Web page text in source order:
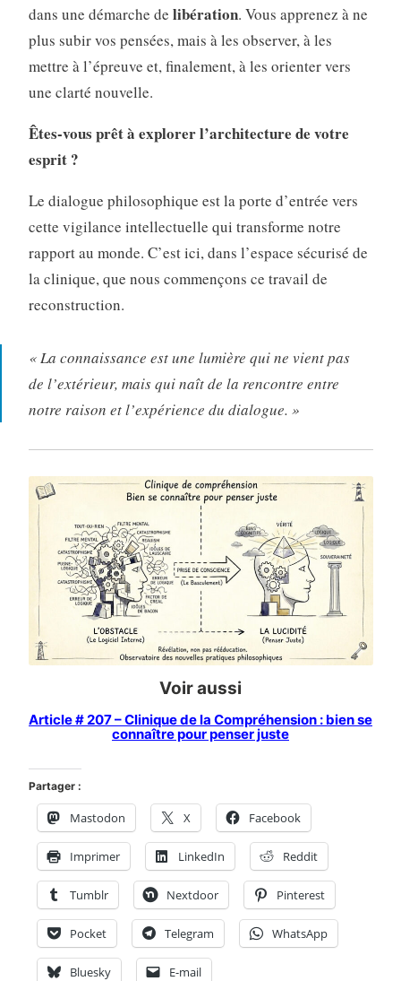
dans une démarche de libération. Vous apprenez à ne
plus subir vos pensées, mais à les observer, à les
mettre à l’épreuve et, finalement, à les orienter vers
une clarté nouvelle.
Êtes-vous prêt à explorer l’architecture de votre
esprit ?
Le dialogue philosophique est la porte d’entrée vers
cette vigilance intellectuelle qui transforme notre
rapport au monde. C’est ici, dans l’espace sécurisé de
la clinique, que nous commençons ce travail de
reconstruction.
« La connaissance est une lumière qui ne vient pas
de l’extérieur, mais qui naît de la rencontre entre
notre raison et l’expérience du dialogue. »
Voir aussi
Article # 207 – Clinique de la Compréhension : bien se
connaître pour penser juste
Partager :
Mastodon X Facebook
Imprimer LinkedIn Reddit
Tumblr Nextdoor Pinterest
Pocket Telegram WhatsApp
Bluesky E-mail